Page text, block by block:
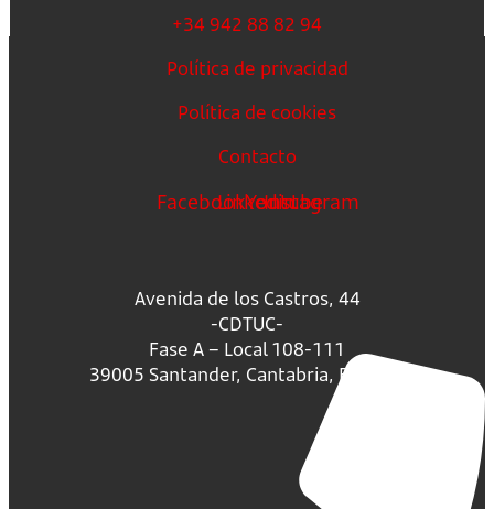
+34 942 88 82 94
Política de privacidad
Política de cookies
Contacto
FacebookLinkedin
Youtube
Instagram
Avenida de los Castros, 44
-CDTUC-
Fase A – Local 108-111
39005 Santander, Cantabria, España.